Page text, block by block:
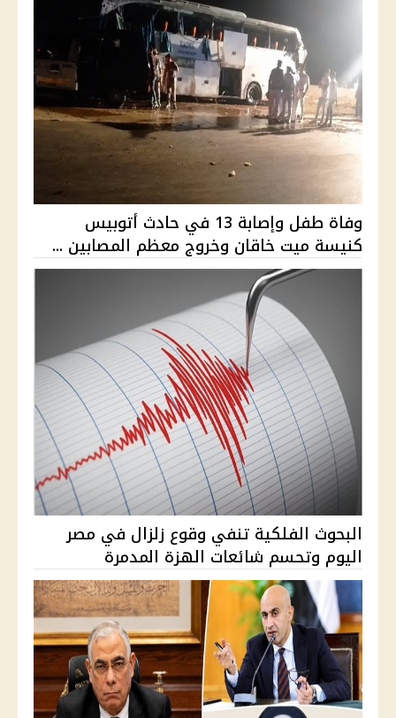
وفاة طفل وإصابة 13 في حادث أتوبيس
كنيسة ميت خاقان وخروج معظم المصابين ...
البحوث الفلكية تنفي وقوع زلزال في مصر
اليوم وتحسم شائعات الهزة المدمرة